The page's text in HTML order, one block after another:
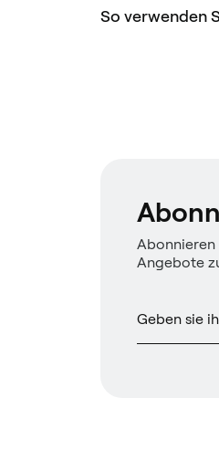
So verwenden
Abonnieren
Angebote